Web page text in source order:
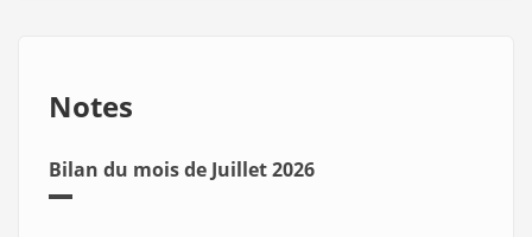
Notes
Bilan du mois de Juillet 2026